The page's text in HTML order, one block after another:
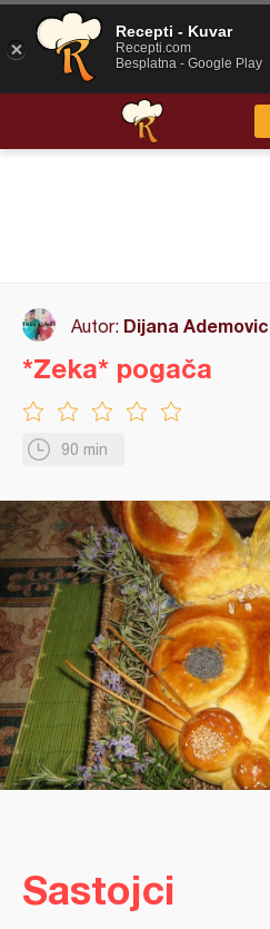
Autor: Dijana Ademovic
90 min
*Zeka* pogača
Sastojci
Recepti - Kuvar
Recepti.com
Besplatna - Google Play